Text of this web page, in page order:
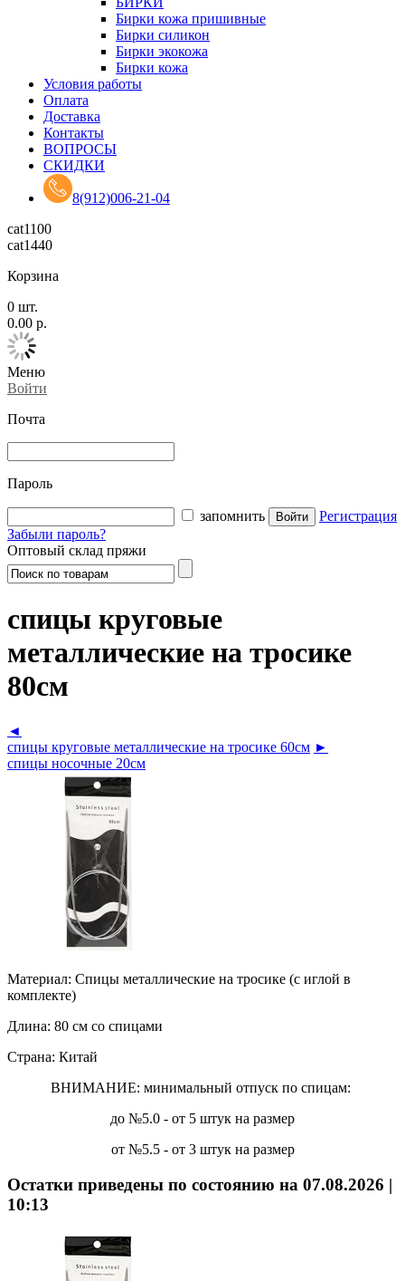
Бирки кожа пришивные
Бирки силикон
Бирки экокожа
Бирки кожа
Условия работы
Оплата
Доставка
Контакты
ВОПРОСЫ
СКИДКИ
8(912)006-21-04
cat1100
cat1440
Корзина
0 шт.
0.00 р.
Меню
Войти
Почта
Пароль
запомнить
Регистрация
Забыли пароль?
Оптовый склад пряжи
спицы круговые
металлические на тросике
80см
◄
спицы круговые металлические на тросике 60см ►
спицы носочные 20см
Материал: Спицы металлические на тросике (с иглой в
комплекте)
Длина: 80 см со спицами
Страна: Китай
ВНИМАНИЕ: минимальный отпуск по спицам:
до №5.0 - от 5 штук на размер
от №5.5 - от 3 штук на размер
Остатки приведены по состоянию на 07.08.2026 |
10:13